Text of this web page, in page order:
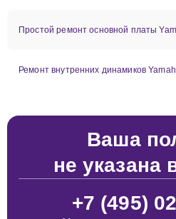
Простой ремонт основной платы
Ремонт внутренних динамиков
Ваша
не указана
+7 (495)